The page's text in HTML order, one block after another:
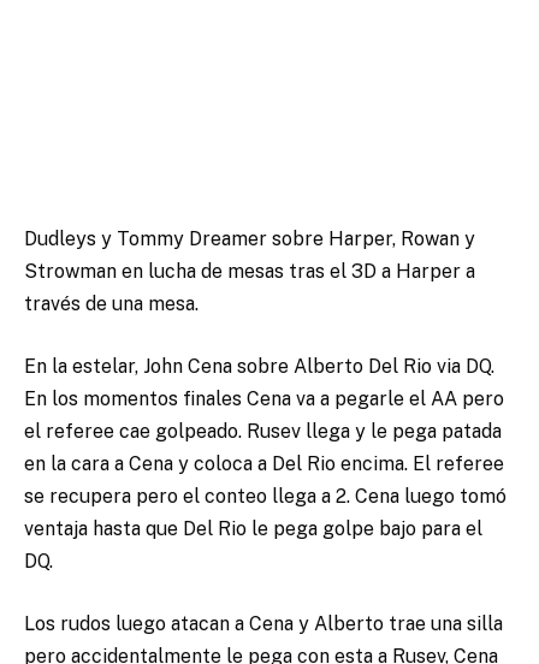
Dudleys y Tommy Dreamer sobre Harper, Rowan y
Strowman en lucha de mesas tras el 3D a Harper a
través de una mesa.
En la estelar, John Cena sobre Alberto Del Rio via DQ.
En los momentos finales Cena va a pegarle el AA pero
el referee cae golpeado. Rusev llega y le pega patada
en la cara a Cena y coloca a Del Rio encima. El referee
se recupera pero el conteo llega a 2. Cena luego tomó
ventaja hasta que Del Rio le pega golpe bajo para el
DQ.
Los rudos luego atacan a Cena y Alberto trae una silla
pero accidentalmente le pega con esta a Rusev, Cena